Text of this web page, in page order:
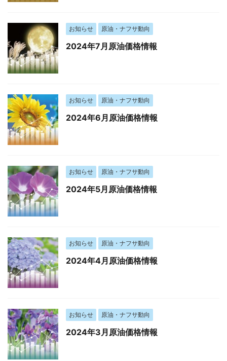
お知らせ 原油・ナフサ動向
2024年7月原油価格情報
お知らせ 原油・ナフサ動向
2024年6月原油価格情報
お知らせ 原油・ナフサ動向
2024年5月原油価格情報
お知らせ 原油・ナフサ動向
2024年4月原油価格情報
お知らせ 原油・ナフサ動向
2024年3月原油価格情報